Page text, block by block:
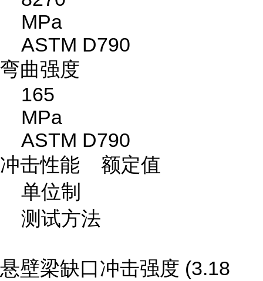
MPa
ASTM D790
弯曲强度
165
MPa
ASTM D790
冲击性能 额定值
单位制
测试方法
悬壁梁缺口冲击强度 (3.18